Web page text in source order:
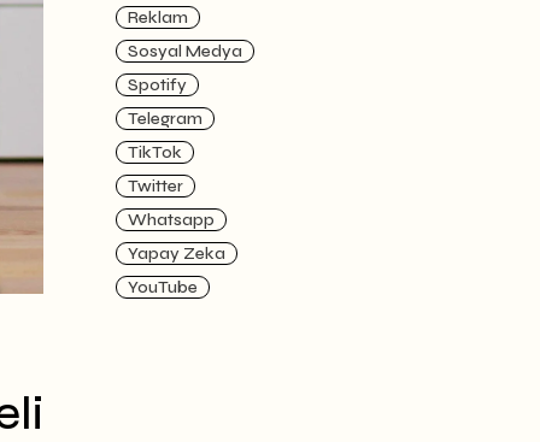
Reklam
Sosyal Medya
Spotify
Telegram
TikTok
Twitter
Whatsapp
Yapay Zeka
YouTube